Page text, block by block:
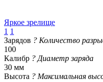
Яркое зрелище
1 1
Зарядов ? Количество
100
Калибр ? Диаметр заряда
30 мм
Высота ? Максимальная